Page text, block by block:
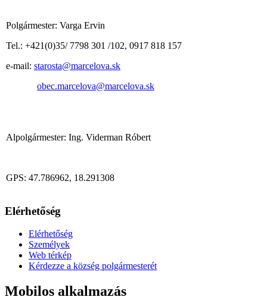
Polgármester: Varga Ervin
Tel.: +421(0)35/ 7798 301 /102, 0917 818 157
e-mail: starosta@marcelova.sk
obec.marcelova@marcelova.sk
Alpolgármester: Ing. Viderman Róbert
GPS: 47.786962, 18.291308
Elérhetőség
Elérhetőség
Személyek
Web térkép
Kérdezze a község polgármesterét
Mobilos alkalmazás